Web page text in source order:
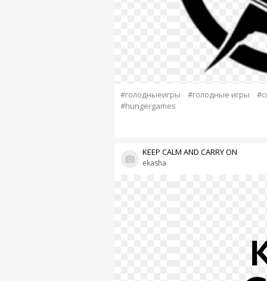
#голодныеигры #голодные игры
#hungergames
ekasha
KEEP CALM AND CARRY ON